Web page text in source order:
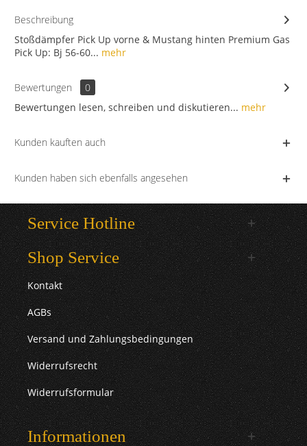
Beschreibung
Stoßdämpfer Pick Up vorne & Mustang hinten Premium Gas
Pick Up: Bj 56-60... mehr
Bewertungen
0
Bewertungen lesen, schreiben und diskutieren... mehr
Kunden kauften auch
Kunden haben sich ebenfalls angesehen
Service Hotline
Shop Service
Kontakt
AGBs
Versand und Zahlungsbedingungen
Widerrufsrecht
Widerrufsformular
Informationen